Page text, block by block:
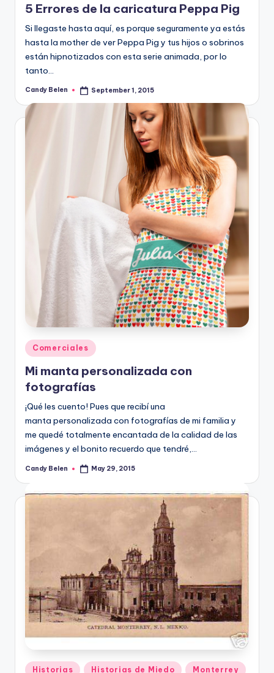
5 Errores de la caricatura Peppa Pig
Si llegaste hasta aquí, es porque seguramente ya estás
hasta la mother de ver Peppa Pig y tus hijos o sobrinos
están hipnotizados con esta serie animada, por lo
tanto…
Posted
Candy Belen September 1, 2015
Posted
in
Comerciales
Mi manta personalizada con
fotografías
¡Qué les cuento! Pues que recibí una
manta personalizada con fotografías de mi familia y
me quedé totalmente encantada de la calidad de las
imágenes y el bonito recuerdo que tendré,…
Posted
Candy Belen May 29, 2015
Posted
Historias Historias de Miedo Monterrey